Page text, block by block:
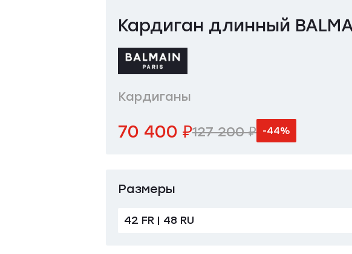
Кардиган длинный
Кардиганы
70 400 ₽127 200 ₽ -44%
Размеры
42 FR | 48 RU